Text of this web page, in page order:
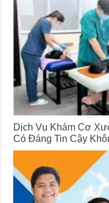
Dịch Vụ Khám Cơ
Có Đáng Tin Cậy